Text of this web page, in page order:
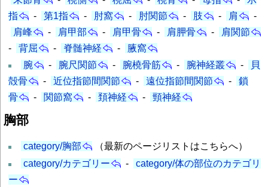
指
- 第1指 - 肘窩 - 肘関節 - 肢 - 肩
-
肩峰
- 肩甲部 - 肩甲骨 - 肩胛骨 -
肩関節
-
背屈 - 脊髄神経 -
腋窩
腕
- 腕尺関節 - 腕橈骨筋 - 腕神経叢 -
貝
殻骨
- 近位指節間関節 - 遠位指節間関節 -
鎖
骨
- 関節窩 - 頚神経 - 頸神経
胸部
category/胸部
（最新のページリストはこちらへ）
category/カテゴリー
-
category/体の部位のカテゴリ
ー